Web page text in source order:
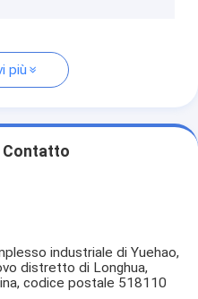
più
Contatto
industriale di Yuehao,
distretto di Longhua,
codice postale 518110